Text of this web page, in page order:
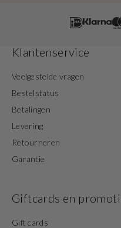
Klantenservice
Veelgestelde vragen
Bestelstatus
Betalingen
Levering
Retourneren
Garantie
Giftcards en
Gift cards